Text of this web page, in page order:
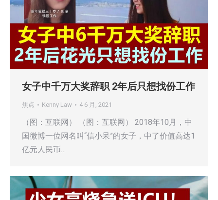
女子中千万大奖辞职 2年后只想找份工作
焦点 Kenny Law 4 6 月, 2021
（图：互联网） （图：互联网） 2018年10月，中
国微博一位网名叫“信小呆”的女子，中了价值高达1
亿元人民币…